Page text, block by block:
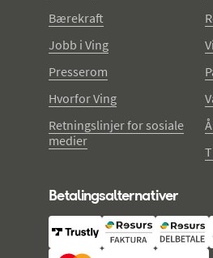
Bærekraft
Jobb i Ving
Presserom
Hvorfor Ving
Retningslinjer for sosiale
medier
Betalingsalternativer